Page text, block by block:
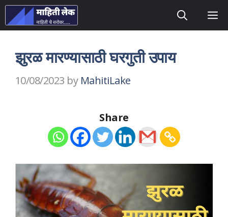
Skip
to
झुरळ मारण्यासाठी घरगुती उपाय
10/08/2023 by MahitiLake
Share